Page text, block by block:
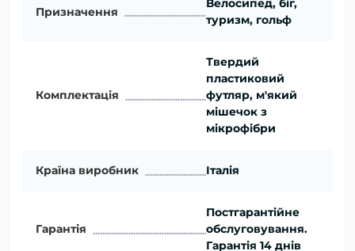
Призначення
Велосипед, біг,
туризм, гольф
Комплектація
Твердий
пластиковий
футляр, м'який
мішечок з
мікрофібри
Країна виробник Італія
Гарантія
Постгарантійне
обслуговування.
Гарантія 14 днів